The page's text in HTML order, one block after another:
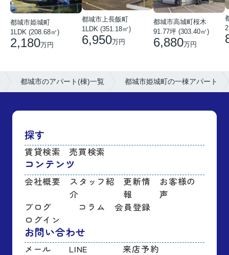
都城市姫城町
1LDK (208.68㎡)
2,180万円
都城市上長飯町
1LDK (351.18㎡)
6,950万円
都城市高城町桜木
91.77坪 (303.40㎡)
6,880万円
都城市のアパート(棟)一覧 都城市姫城町の一棟アパート
探す
賃貸検索 売買検索
コンテンツ
会社概要
スタッフ紹
介
更新情
報
お客様の
声
ブログ
コラム
会員登録
ログイン
お問い合わせ
メール LINE 来店予約